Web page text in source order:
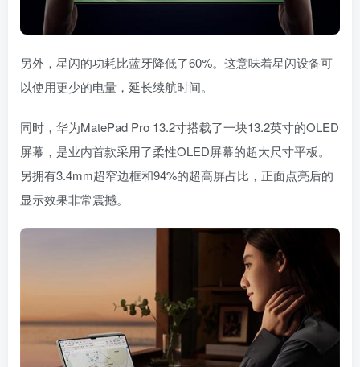
另外，星闪的功耗比蓝牙降低了60%。这意味着星闪设备可
以使用更少的电量，延长续航时间。
同时，华为MatePad Pro 13.2寸搭载了一块13.2英寸的OLED
屏幕，是业内首款采用了柔性OLED屏幕的超大尺寸平板。
另拥有3.4mm超窄边框和94%的超高屏占比，正面点亮后的
显示效果非常震撼。